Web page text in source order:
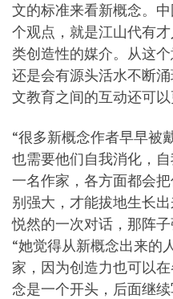
文的标准来看新概念。
个观点，就是江山代有
类创造性的媒介。从这
还是会有源头活水不断
文教育之间的互动还可
“很多新概念作者早早被
也需要他们自我消化，
一名作家，各方面都会
别强大，才能拔地生长
悦然的一次对话，那阵
“她觉得从新概念出来的
家，因为创造力也可以
念是一个开头，后面继